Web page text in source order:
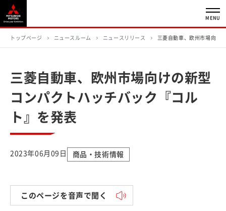
MENU
トップページ ニュースルーム ニュースリリース 三菱自動車、欧州市場向け
三菱自動車、欧州市場向けの新型
コンパクトハッチバック『コル
ト』を発表
2023年06月09日 商品・技術情報
このページを音声で聞く